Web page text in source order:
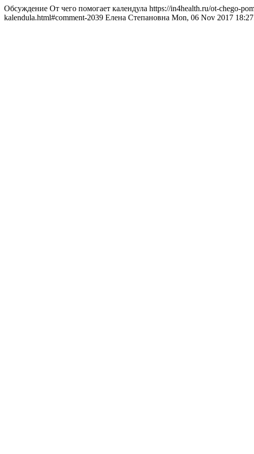
Обсуждение От чего помогает календула https://in4health.ru/ot-chego-
kalendula.html#comment-2039 Елена Степановна Mon, 06 Nov 2017